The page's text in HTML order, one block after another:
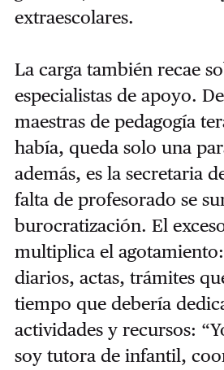
extraescolares.
La carga también recae
especialistas de apoyo.
maestras de pedagogía
había, queda solo una
además, es la secretaria
falta de profesorado se
burocratización. El
multiplica el
diarios, actas, trámites
tiempo que debería
actividades y recursos:
soy tutora de infantil,